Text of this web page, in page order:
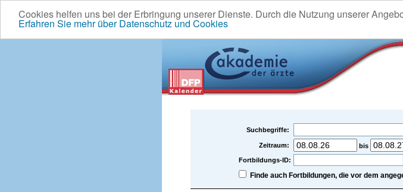
Cookies helfen uns bei der Erbringung unserer Dienste. Durch die Nutzung unserer
Erfahren Sie mehr über Datenschutz und Cookies
Suchbegriffe:
Zeitraum:
bis
Fortbildungs-ID:
Finde auch Fortbildungen, die vor dem